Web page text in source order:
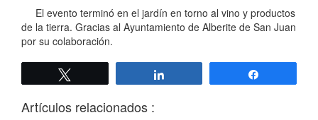
El evento terminó en el jardín en torno al vino y productos
de la tierra. Gracias al Ayuntamiento de Alberite de San Juan
por su colaboración.
Artículos relacionados :